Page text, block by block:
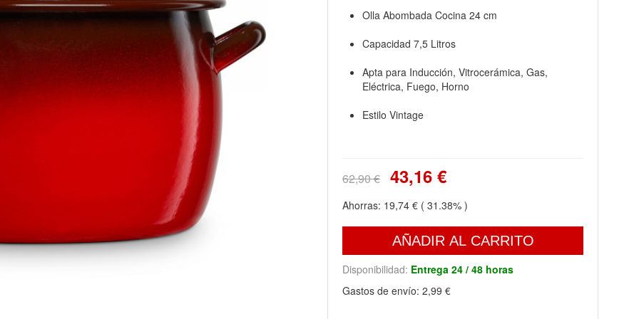
Olla Abombada Cocina 24 cm
Capacidad 7,5 Litros
Apta para Inducción, Vitrocerámica, Gas,
Eléctrica, Fuego, Horno
Estilo Vintage
62,90 € 43,16 €
Ahorras: 19,74 € ( 31.38% )
AÑADIR AL CARRITO
Disponibilidad: Entrega 24 / 48 horas
Gastos de envío: 2,99 €